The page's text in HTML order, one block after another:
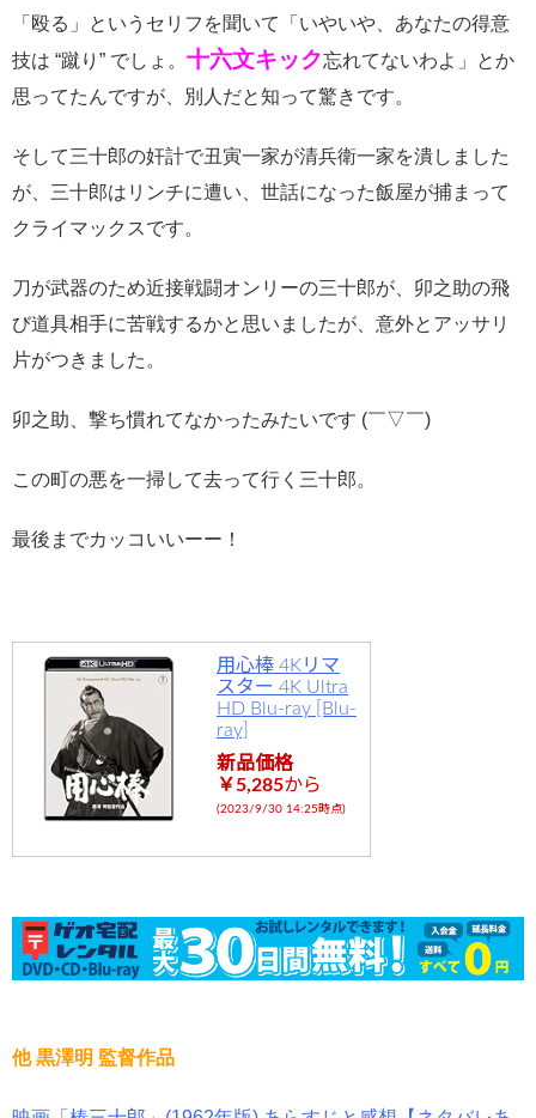
「殴る」というセリフを聞いて「いやいや、あなたの得意
技は “蹴り” でしょ。 十六文キック忘れてないわよ」とか
思ってたんですが、別人だと知って驚きです。
そして三十郎の奸計で丑寅一家が清兵衛一家を潰しました
が、三十郎はリンチに遭い、世話になった飯屋が捕まって
クライマックスです。
刀が武器のため近接戦闘オンリーの三十郎が、卯之助の飛
び道具相手に苦戦するかと思いましたが、意外とアッサリ
片がつきました。
卯之助、撃ち慣れてなかったみたいです (￣▽￣)
この町の悪を一掃して去って行く三十郎。
最後までカッコいいーー！
用心棒 4Kリマ
スター 4K Ultra
HD Blu-ray [Blu-
ray]
新品価格
￥5,285から
(2023/9/30 14:25時点)
他 黒澤明 監督作品